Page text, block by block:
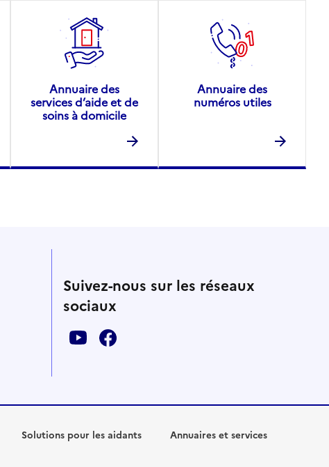
Annuaire des
services d’aide et de
soins à domicile
Annuaire des
numéros utiles
Suivez-nous sur les réseaux
sociaux
Solutions pour les aidants Annuaires et services